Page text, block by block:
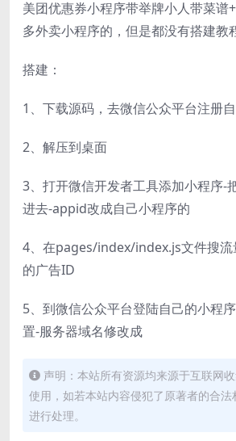
美团优惠券小程序带举牌小人带菜谱
多外卖小程序的，但是都没有搭建教
搭建：
1、下载源码，去微信公众平台注册
2、解压到桌面
3、打开微信开发者工具添加小程序-
进去-appid改成自己小程序的
4、在pages/index/index.js文件搜流
的广告ID
5、到微信公众平台登陆自己的小程
置-服务器域名修改成
声明：本站所有资源均来源于互联网
使用，如若本站内容侵犯了原著者的合法
进行处理。